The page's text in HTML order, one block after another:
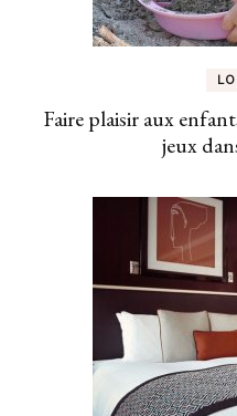
Faire plaisir aux
jeux